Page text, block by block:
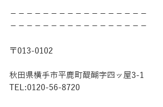
−−−−−−−−−−−−−−−−−
−−−−−−−−−−−−−−−−−
〒013-0102
秋田県横手市平鹿町醍醐字四ッ屋3-1
TEL:0120-56-8720